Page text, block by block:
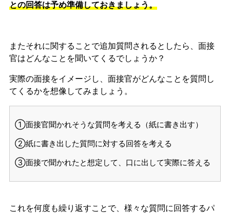
との回答は予め準備しておきましょう。
またそれに関することで追加質問されるとしたら、面接
官はどんなことを聞いてくるでしょうか？
実際の面接をイメージし、面接官がどんなことを質問し
てくるかを想像してみましょう。
①面接官聞かれそうな質問を考える（紙に書き出す）
②紙に書き出した質問に対する回答を考える
③面接で聞かれたと想定して、口に出して実際に答える
これを何度も繰り返すことで、様々な質問に回答するパ